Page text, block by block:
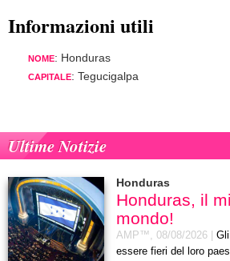
Informazioni utili
NOME: Honduras
CAPITALE: Tegucigalpa
Ultime Notizie
Honduras
Honduras, il
mondo!
AMP™, 08/08/2026
essere fieri del loro